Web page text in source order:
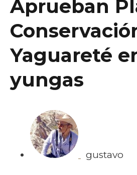
Aprueban
Yaguareté
yungas
gustavo